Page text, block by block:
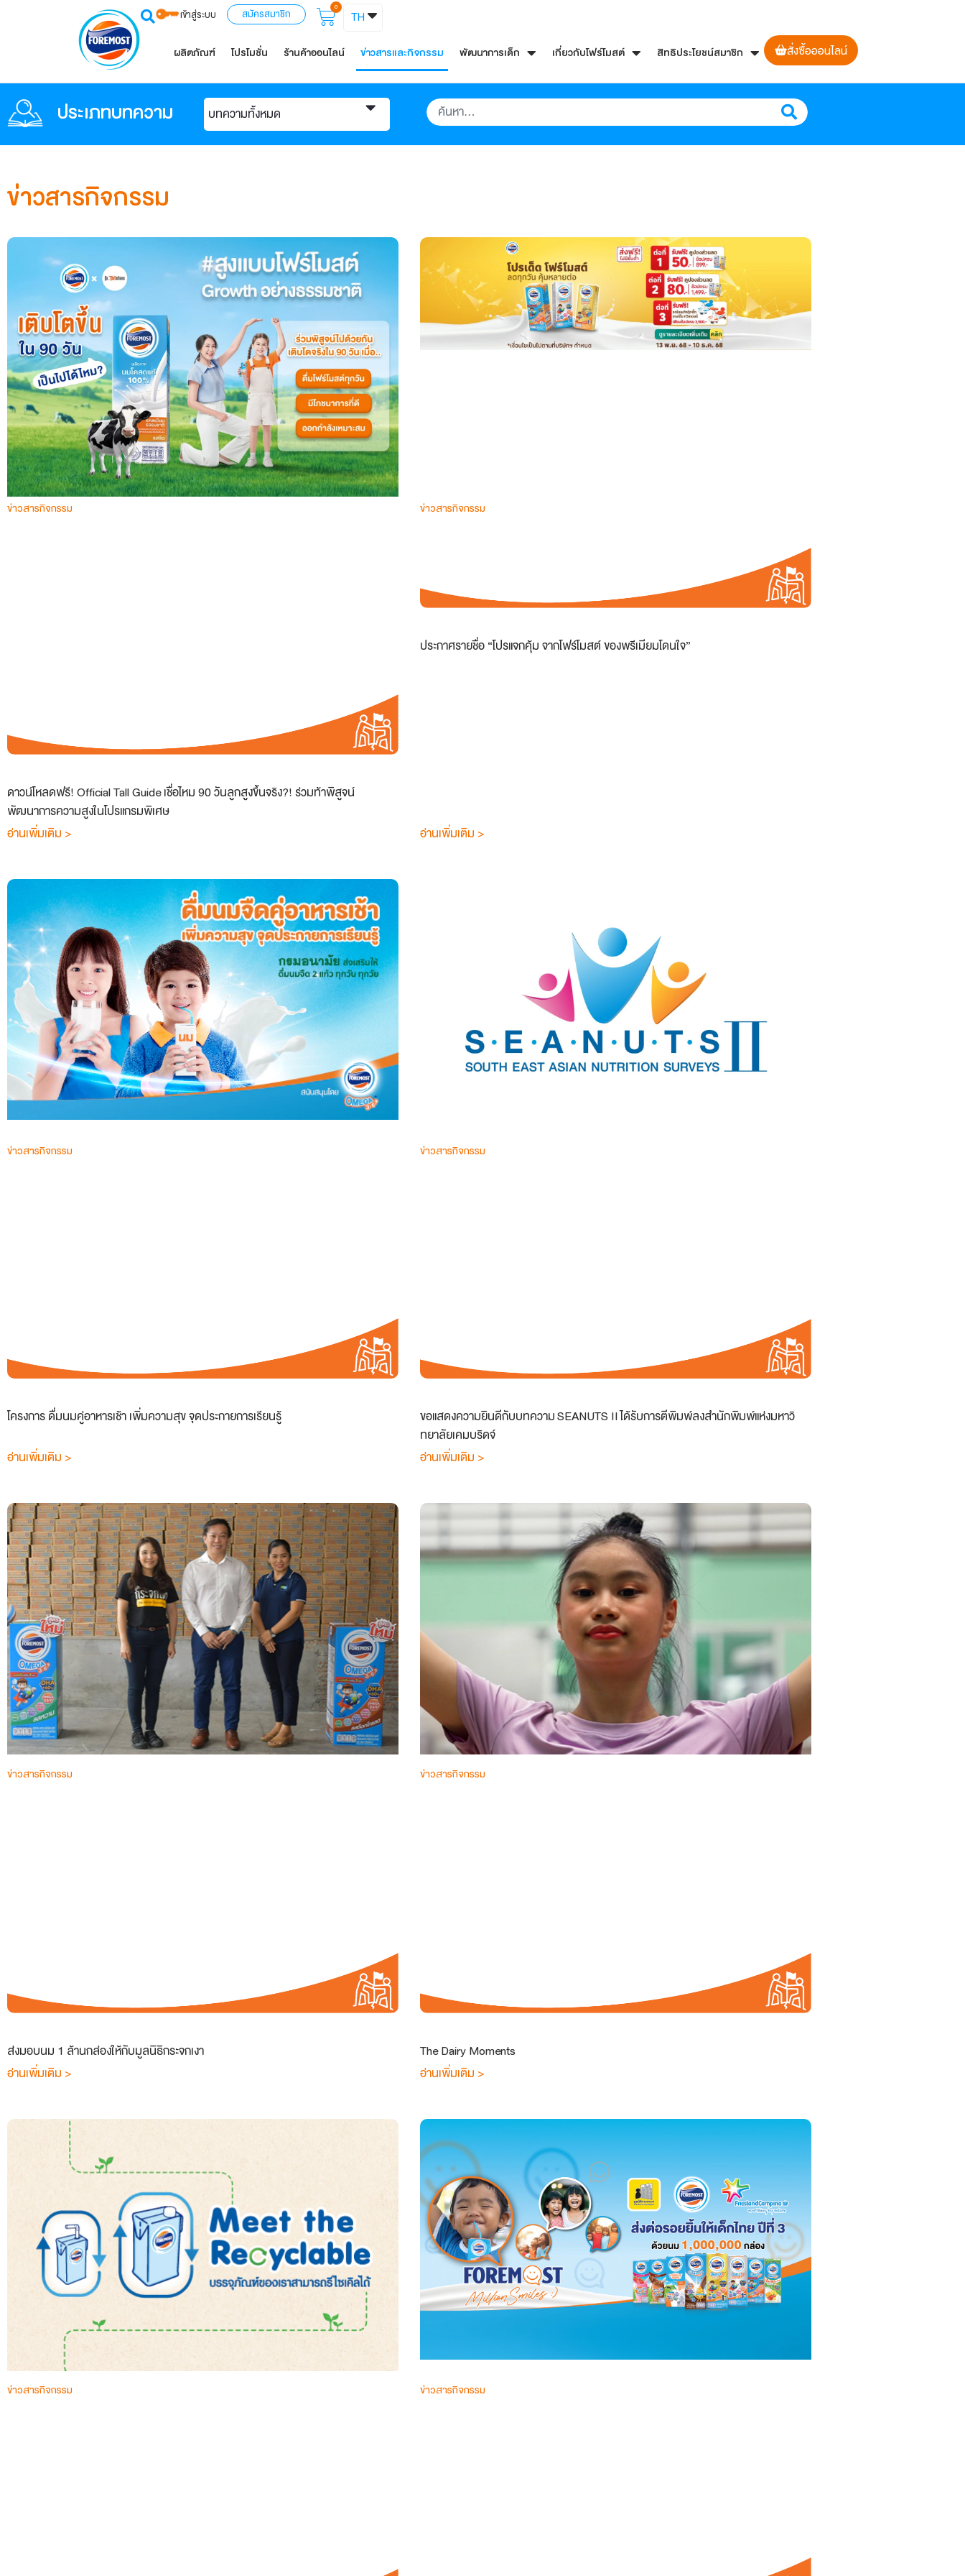
เข้าสู่ระบบ สมัครสมาชิก 0
TH
ผลิตภัณฑ์ โปรโมชั่น ร้านค้าออนไลน์ ข่าวสารและกิจกรรม พัฒนาการเด็ก เกี่ยวกับโฟร์โมสต์ สิทธิประโยชน์สมาชิก สั่งซื้อออนไลน์
ประเภทบทความ บทความทั้งหมด
ข่าวสารกิจกรรม
ข่าวสารกิจกรรม
ดาวน์โหลดฟรี! Official Tall Guide เชื่อไหม 90 วันลูกสูงขึ้นจริง?! ร่วมท้าพิสูจน์
พัฒนาการความสูงในโปรแกรมพิเศษ
อ่านเพิ่มเติม >
ข่าวสารกิจกรรม
ประกาศรายชื่อ “โปรแจกคุ้ม จากโฟร์โมสต์ ของพรีเมียมโดนใจ”
อ่านเพิ่มเติม >
ข่าวสารกิจกรรม
โครงการ ดื่มนมคู่อาหารเช้า เพิ่มความสุข จุดประกายการเรียนรู้
อ่านเพิ่มเติม >
ข่าวสารกิจกรรม
ขอแสดงความยินดีกับบทความ SEANUTS II ได้รับการตีพิมพ์ลงสำนักพิมพ์แห่งมหาวิ
ทยาลัยเคมบริดจ์
อ่านเพิ่มเติม >
ข่าวสารกิจกรรม
ส่งมอบนม 1 ล้านกล่องให้กับมูลนิธิกระจกเงา
อ่านเพิ่มเติม >
ข่าวสารกิจกรรม
The Dairy Moments
อ่านเพิ่มเติม >
ข่าวสารกิจกรรม ข่าวสารกิจกรรม